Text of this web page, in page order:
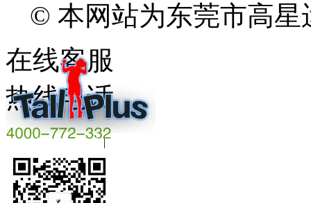
© 本网站为东莞市高
粤ICP备16008844号|beian.miit.gov.cn
在线客服
热线电话